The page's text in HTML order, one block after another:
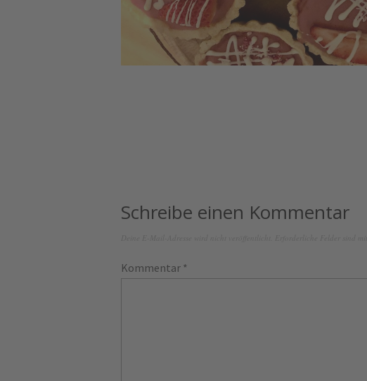
Schreibe einen Kommentar
Kommentar *